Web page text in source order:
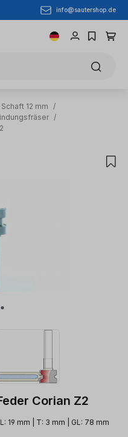
info@sautershop.de
Schaft 12 mm
/
/
Corian Z2
19 mm | T: 3 mm | GL: 78 mm